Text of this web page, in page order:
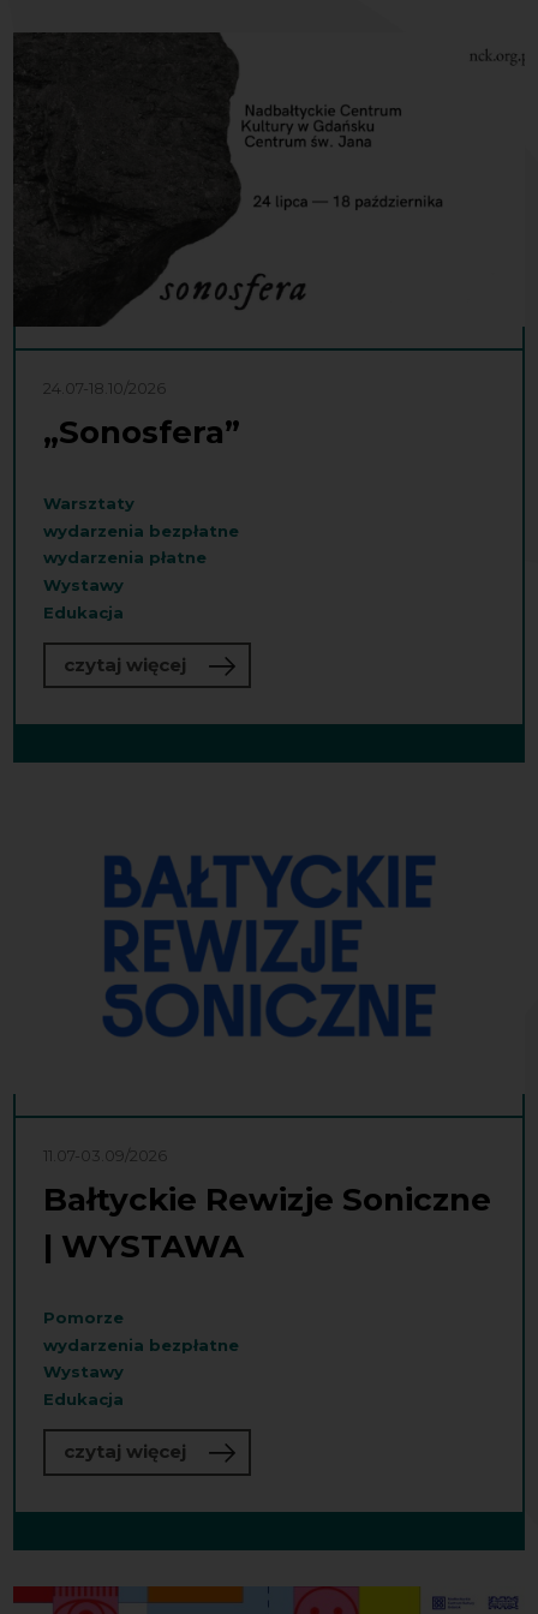
24.07-18.10/2026
„Sonosfera”
Warsztaty
wydarzenia bezpłatne
wydarzenia płatne
Wystawy
Edukacja
czytaj więcejo „Sonosfera”
11.07-03.09/2026
Bałtyckie Rewizje Soniczne
| WYSTAWA
Pomorze
wydarzenia bezpłatne
Wystawy
Edukacja
czytaj więcejo Bałtyckie Rewizje Soniczne |